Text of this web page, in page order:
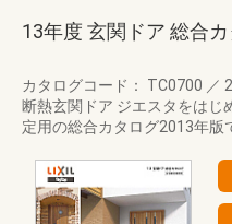
13年度 玄関ドア 総合
カタログコード： TC0700 ／
断熱玄関ドア ジエスタをはじ
定用の総合カタログ2013年版